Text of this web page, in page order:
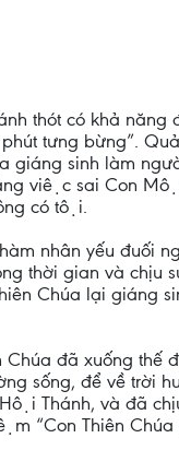
thót có khả
tưng bừng”.
sinh làm
việc sai Con
có tội.
nhân yếu đuối
thời gian và chịu
Chúa lại giáng
đã xuống thế
sống, để về trời
Thánh, và đã
“Con Thiên